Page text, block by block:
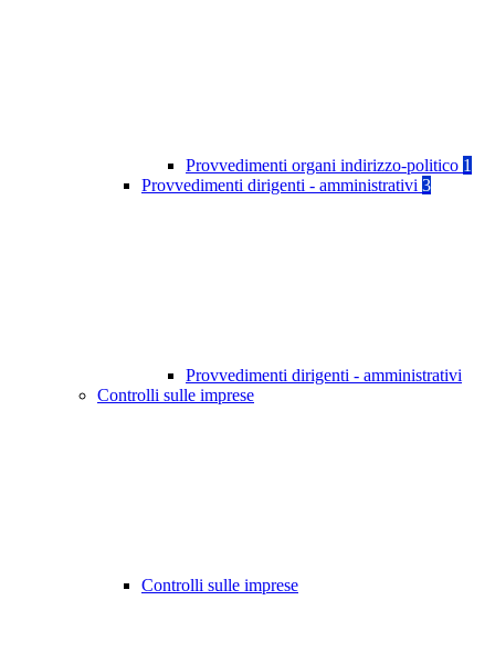
Provvedimenti organi indirizzo-politico 1
Provvedimenti dirigenti - amministrativi 3
Provvedimenti dirigenti - amministrativi
Controlli sulle imprese
Controlli sulle imprese